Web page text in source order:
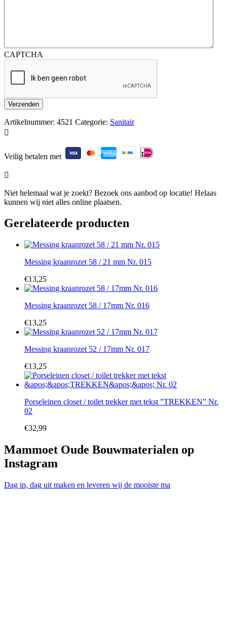
CAPTCHA
Artikelnummer: 4521 Categorie: Sanitair

Veilig betalen met

Niet helemaal wat je zoekt? Bezoek ons aanbod op locatie! Helaas
kunnen wij niet alles online plaatsen.
Gerelateerde producten
Messing kraanrozet 58 / 21 mm Nr. 015
€13,25
Messing kraanrozet 58 / 17mm Nr. 016
€13,25
Messing kraanrozet 52 / 17mm Nr. 017
€13,25
Porseleinen closet / toilet trekker met tekst ”TREKKEN” Nr.
02
€32,99
Mammoet Oude Bouwmaterialen op
Instagram
Dag in, dag uit maken en leveren wij de mooiste ma